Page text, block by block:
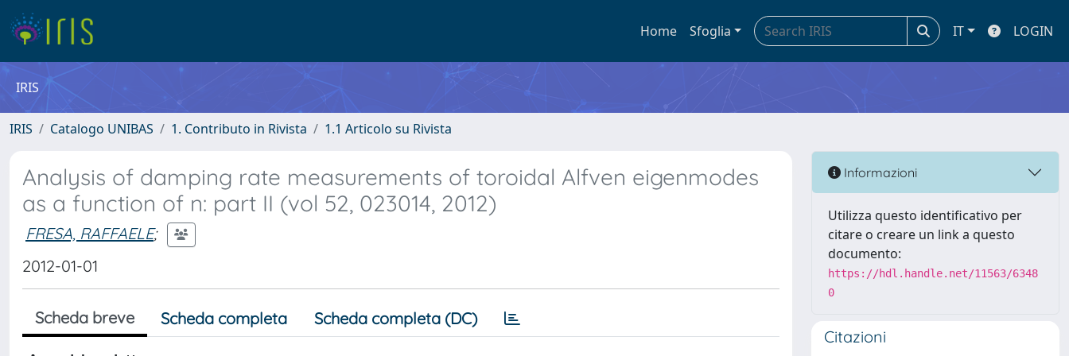
Home Sfoglia IT LOGIN
IRIS
IRIS Catalogo UNIBAS 1. Contributo in Rivista 1.1 Articolo su Rivista
Analysis of damping rate measurements of toroidal Alfven eigenmodes
as a function of n: part II (vol 52, 023014, 2012)
FRESA, RAFFAELE;
2012-01-01
Scheda breve Scheda completa Scheda completa (DC)
Informazioni
Utilizza questo identificativo per
citare o creare un link a questo
documento:
https://hdl.handle.net/11563/6348
0
Citazioni